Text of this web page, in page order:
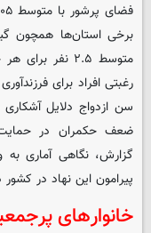
برخی استان‌ها همچون
متوسط ۲.۵
رغبتی افراد برای
سن ازدواج دلایل
ضعف حکمران در حمایت
گزارش، نگاهی آماری به
پیرامون این نهاد در کشور
خانوارهای